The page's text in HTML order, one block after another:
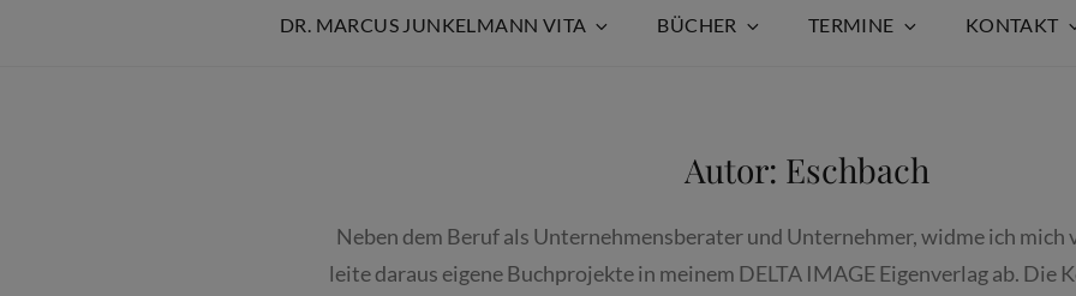
DR. MARCUS JUNKELMANN VITA BÜCHER TERMINE KONTAKT
Autor: Eschbach
Neben dem Beruf als Unternehmensberater und Unternehmer, widme ich mich
leite daraus eigene Buchprojekte in meinem DELTA IMAGE Eigenverlag ab. Die